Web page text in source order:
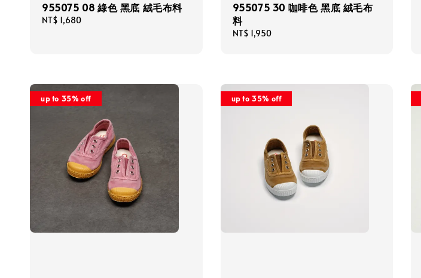
955075 08 綠色 黑底 絨毛布料
Regular
NT$ 1,680
955075 30 咖啡色 黑底 絨毛布
料
Regular
NT$ 1,950
up to 35% off up to 35% off